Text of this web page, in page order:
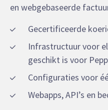
en webgebaseerde
Gecertificeerde
Infrastructuur voor
geschikt is voor
Configuraties voor
Webapps, API’s en